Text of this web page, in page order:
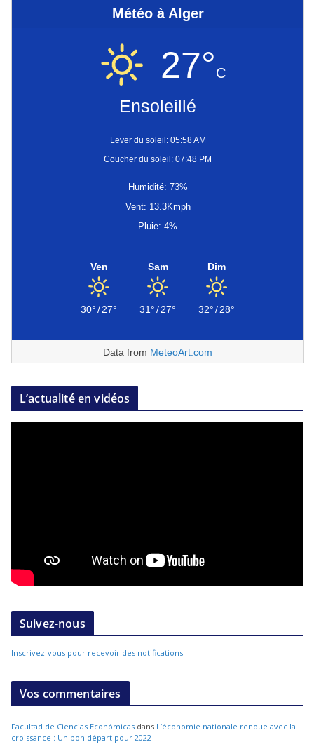
Météo à Alger
27°C
Ensoleillé
Lever du soleil: 05:58 AM
Coucher du soleil: 07:48 PM
Humidité: 73%
Vent: 13.3Kmph
Pluie: 4%
Ven
30°/27°
Sam
31°/27°
Dim
32°/28°
Data from MeteoArt.com
L’actualité en vidéos
Suivez-nous
Inscrivez-vous pour recevoir des notifications
Vos commentaires
Facultad de Ciencias Económicas dans L’économie nationale renoue avec la
croissance : Un bon départ pour 2022